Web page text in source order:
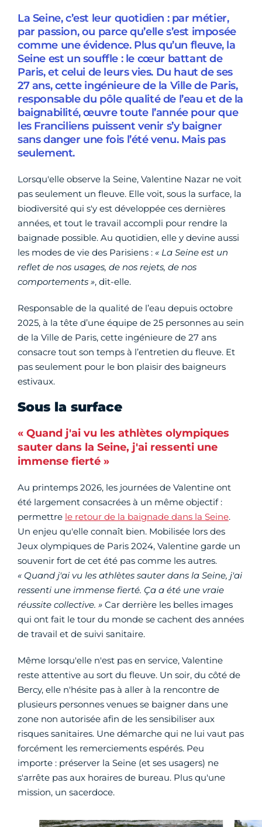
La Seine, c’est leur quotidien : par métier,
par passion, ou parce qu’elle s’est imposée
comme une évidence. Plus qu’un fleuve, la
Seine est un souffle : le cœur battant de
Paris, et celui de leurs vies. Du haut de ses
27 ans, cette ingénieure de la Ville de Paris,
responsable du pôle qualité de l’eau et de la
baignabilité, œuvre toute l’année pour que
les Franciliens puissent venir s’y baigner
sans danger une fois l’été venu. Mais pas
seulement.
Lorsqu'elle observe la Seine, Valentine Nazar ne voit
pas seulement un fleuve. Elle voit, sous la surface, la
biodiversité qui s'y est développée ces dernières
années, et tout le travail accompli pour rendre la
baignade possible. Au quotidien, elle y devine aussi
les modes de vie des Parisiens : « La Seine est un
reflet de nos usages, de nos rejets, de nos
comportements », dit-elle.
Responsable de la qualité de l’eau depuis octobre
2025, à la tête d’une équipe de 25 personnes au sein
de la Ville de Paris, cette ingénieure de 27 ans
consacre tout son temps à l’entretien du fleuve. Et
pas seulement pour le bon plaisir des baigneurs
estivaux.
Sous la surface
« Quand j'ai vu les athlètes olympiques
sauter dans la Seine, j'ai ressenti une
immense fierté »
Au printemps 2026, les journées de Valentine ont
été largement consacrées à un même objectif :
permettre le retour de la baignade dans la Seine.
Un enjeu qu'elle connaît bien. Mobilisée lors des
Jeux olympiques de Paris 2024, Valentine garde un
souvenir fort de cet été pas comme les autres.
« Quand j'ai vu les athlètes sauter dans la Seine, j'ai
ressenti une immense fierté. Ça a été une vraie
réussite collective. » Car derrière les belles images
qui ont fait le tour du monde se cachent des années
de travail et de suivi sanitaire.
Même lorsqu'elle n'est pas en service, Valentine
reste attentive au sort du fleuve. Un soir, du côté de
Bercy, elle n'hésite pas à aller à la rencontre de
plusieurs personnes venues se baigner dans une
zone non autorisée afin de les sensibiliser aux
risques sanitaires. Une démarche qui ne lui vaut pas
forcément les remerciements espérés. Peu
importe : préserver la Seine (et ses usagers) ne
s'arrête pas aux horaires de bureau. Plus qu'une
mission, un sacerdoce.